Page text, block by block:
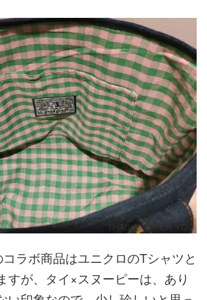
ラボ商品はユニクロのTシャツと
すが、タイ×スヌーピーは、あり